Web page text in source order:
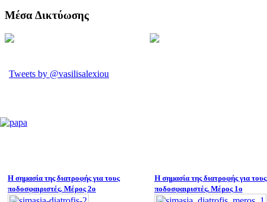
Μέσα Δικτύωσης
Tweets by @vasilisalexiou
Η σημασία της διατροφής για τους
ποδοσφαιριστές. Μέρος 2ο
Η σημασία της διατροφής για τους
ποδοσφαιριστές. Μέρος 1ο